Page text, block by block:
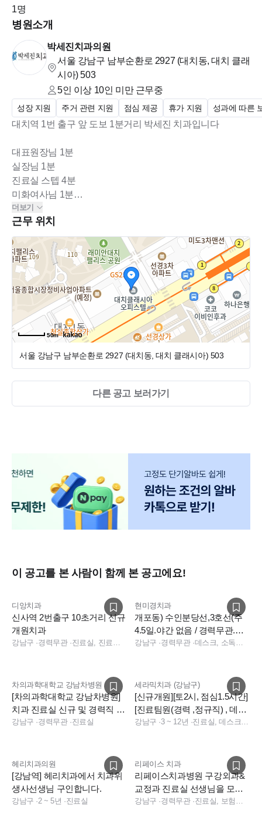
휴일 있는 주도 OFF 있어요!)
-연차 12일 (1년마다 1개씩 추가지급)
-1년에 한 번 직장인 건강검진을 위해 추가 OFF 하루 더 드려요
-입사 첫해부터 기본 OFF가 총 16개!
-원장님 해외학회 참석등 휴진 일정 생기면 연차 소진 없이 다같
이 쉽니다^^
(올해 기준 3/21-29까지 장기 휴가 있었고 6/22도 휴진 예정입니
다
내년 구정도 열흘 정도 휴진 예정있어요)
연차 사용에 제한 전혀 없어 off 붙여 쓰고 길게 여행 가기가 아
주아주 좋아요
ㅁ 복리후생 BIG 4
① 점심식사 제공
* 야간진료시 저녁식사 제공(배달비 포함 전액 지원)
-맛있는 걸로 먹고 싶은 걸로 골라 먹는 재미가 있어요!
② 본인 및 가족 지인 진료 비용 할인
③ 맞춤 유니폼 지급 경조사 및 휴가비, 생일축하금, 명절상여금
지원
④간식비 지원
ㅁ 기타사항
※ 급여는 면접 시 상호협의 후 결정하며 이력서 제출시 희망 급
여 기재 요망
(급여 원하시는 수준 맞춰드려요~ 최고 대우 해드립니다^^)
1명
병원소개
박세진치과의원
서울 강남구 남부순환로 2927 (대치동, 대치 클래
시아) 503
5인 이상 10인 미만근무중
성장 지원 주거 관련 지원 점심 제공 휴가 지원 성과에 따른
대치역 1번 출구 앞 도보 1분거리 박세진 치과입니다
대표원장님 1분
실장님 1분
진료실 스텝 4분
미화여사님 1분
실장님 포함 진료실 선생님 모두 전원 치위생사로 구성되어
있습니다
기숙사 지원, 인센티브(매달 나와요), 휴가비, 명절상여금, 생
일축하금 지원
중식, 석식 제공
보수교육비 및 세미나 지원
연차 입사 첫해부터 최소 16개~ 지원
연차 자유롭게 사용 가능
진료가 빨리 끝나면 일찍 퇴근합니다^^
더보기
근무 위치
50m
서울 강남구 남부순환로 2927 (대치동, 대치 클래시아) 503
다른 공고 보러가기
이 공고를 본 사람이 함께 본 공고에요!
디앙치과
신사역 2번출구 10초거리 신규
개원치과
강남구 ·경력무관· 진료실, 진료팀장
현미경치과
개포동) 수인분당선,3호선(주
4.5일.야간 없음 / 경력무관.나
이무관) 정규직 구인합니다
강남구 ·경력무관· 데스크, 소독실, 진료실
차의과학대학교 강남차병원
[차의과학대학교 강남차병원]
치과 진료실 신규 및 경력직 채
용 (종합병원)
강남구 ·경력무관·진료실
세라믹치과 (강남구)
[신규개원][토2시, 점심1.5시간]
[진료팀원(경력 ,정규직) , 데스
크 충원합니다]
강남구 ·3 ~ 12년 · 진료실, 데스크, 데스크, 전화응대(CS), 기타
헤리치과의원
[강남역] 헤리치과에서 치과위
생사선생님 구인합니다.
강남구 ·2 ~ 5년 ·진료실
리페이스 치과
리페이스치과병원 구강외과&
교정과 진료실 선생님을 모십
니다
강남구 ·경력무관· 진료실, 보험청구, 상담